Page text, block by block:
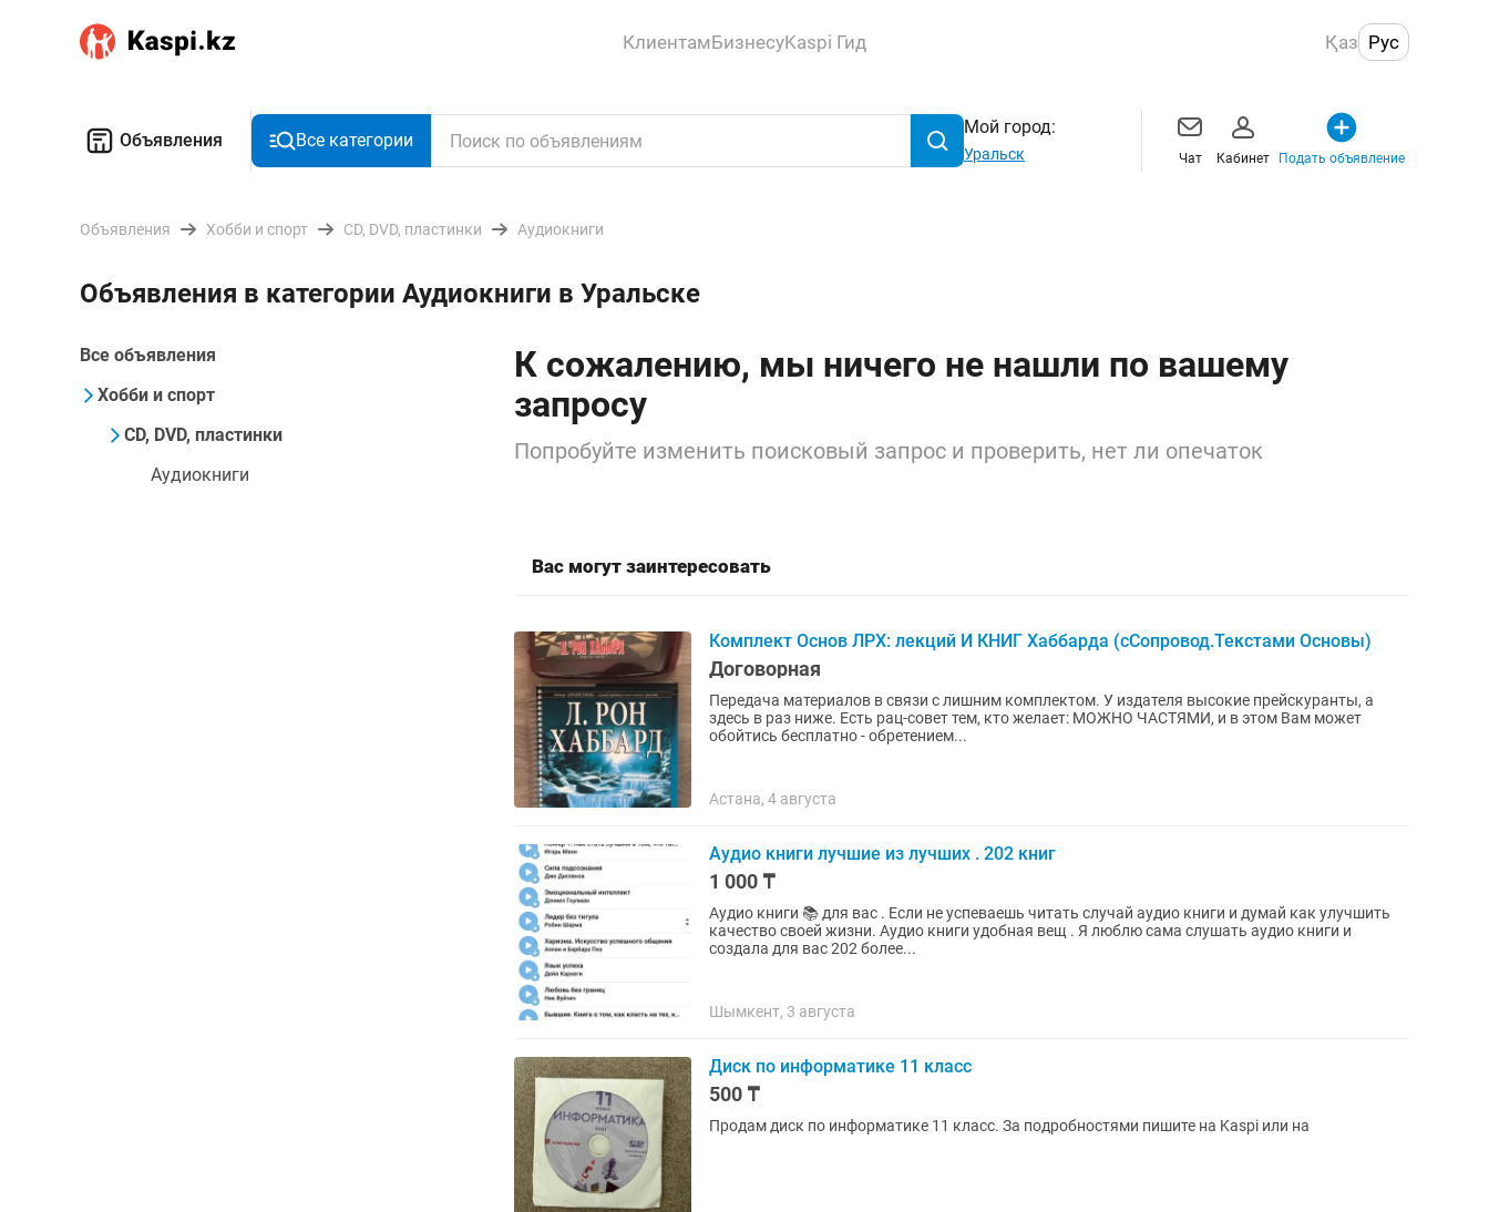
КлиентамБизнесуKaspi Гид Қаз Рус
Объявления Все категории
Мой город:
Уральск Чат Кабинет Подать объявление
Объявления Хобби и спорт CD, DVD, пластинки Аудиокниги
Объявления в категории Аудиокниги в Уральске
Все объявления
Хобби и спорт
CD, DVD, пластинки
Аудиокниги
К сожалению, мы ничего не нашли по вашему
запросу
Попробуйте изменить поисковый запрос и проверить, нет ли опечаток
Вас могут заинтересовать
Комплект Основ ЛРХ: лекций И КНИГ Хаббарда (сСопровод.Текстами Основы)
Договорная
Передача материалов в связи с лишним комплектом. У издателя высокие прейскуранты, а
здесь в раз ниже. Есть рац-совет тем, кто желает: МОЖНО ЧАСТЯМИ, и в этом Вам может
обойтись бесплатно - обретением...
Астана, 4 августа
Аудио книги лучшие из лучших . 202 книг
1 000 ₸
Аудио книги 📚 для вас . Если не успеваешь читать случай аудио книги и думай как улучшить
качество своей жизни. Аудио книги удобная вещ . Я люблю сама слушать аудио книги и
создала для вас 202 более...
Шымкент, 3 августа
Диск по информатике 11 класс
500 ₸
Продам диск по информатике 11 класс. За подробностями пишите на Kaspi или на